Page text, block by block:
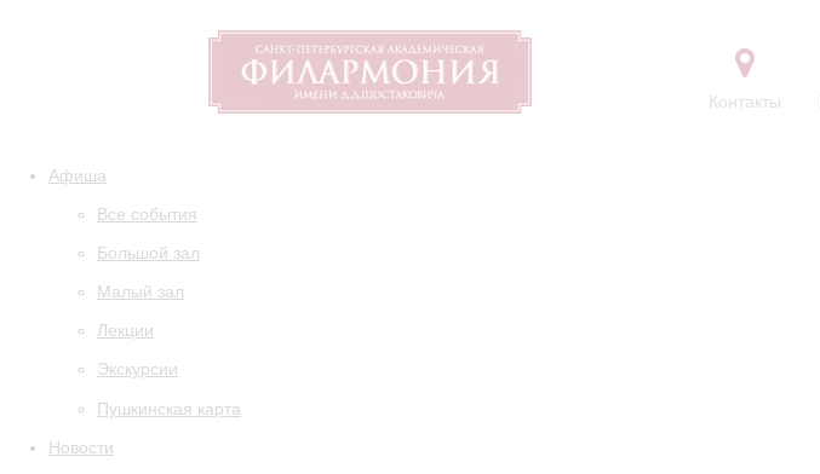
Контакты
Афиша
Все события
Большой зал
Малый зал
Лекции
Экскурсии
Пушкинская карта
Новости